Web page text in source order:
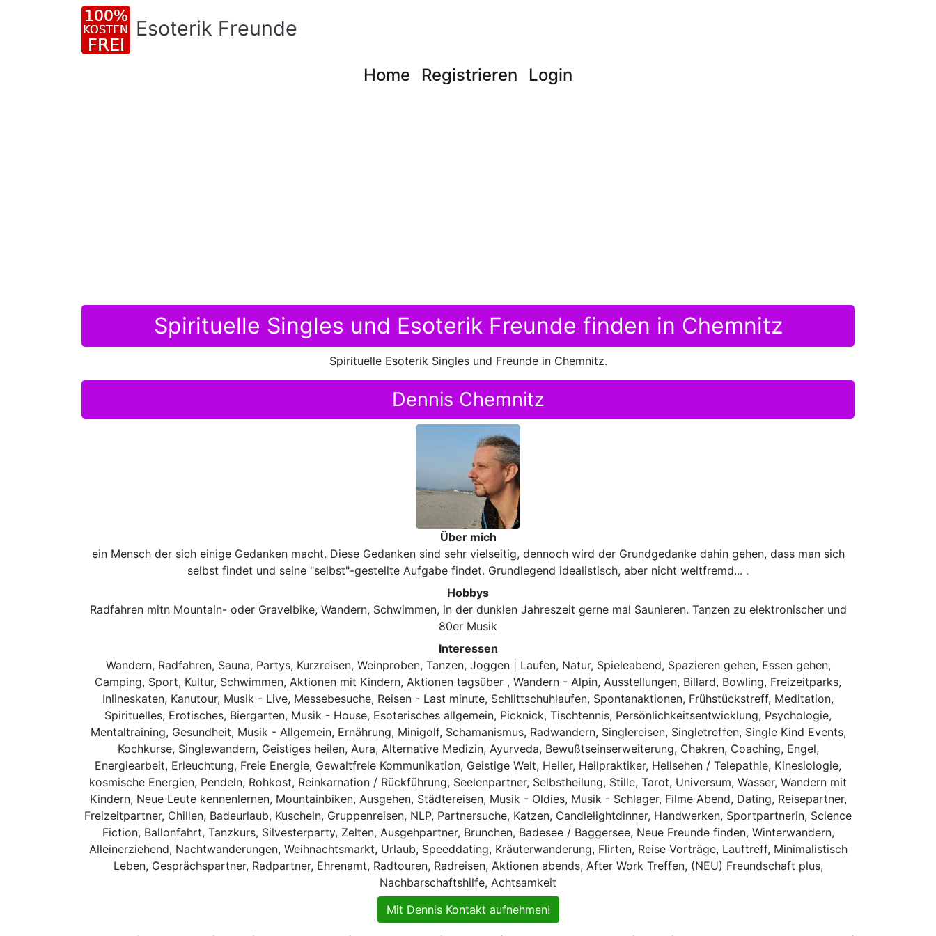
Esoterik Freunde
Home Registrieren Login
Spirituelle Singles und Esoterik Freunde finden in Chemnitz
Spirituelle Esoterik Singles und Freunde in Chemnitz.
Dennis Chemnitz
Über mich
ein Mensch der sich einige Gedanken macht. Diese Gedanken sind sehr vielseitig, dennoch wird der Grundgedanke dahin gehen, dass man sich
selbst findet und seine "selbst"-gestellte Aufgabe findet. Grundlegend idealistisch, aber nicht weltfremd... .
Hobbys
Radfahren mitn Mountain- oder Gravelbike, Wandern, Schwimmen, in der dunklen Jahreszeit gerne mal Saunieren. Tanzen zu elektronischer und
80er Musik
Interessen
Wandern, Radfahren, Sauna, Partys, Kurzreisen, Weinproben, Tanzen, Joggen | Laufen, Natur, Spieleabend, Spazieren gehen, Essen gehen,
Camping, Sport, Kultur, Schwimmen, Aktionen mit Kindern, Aktionen tagsüber , Wandern - Alpin, Ausstellungen, Billard, Bowling, Freizeitparks,
Inlineskaten, Kanutour, Musik - Live, Messebesuche, Reisen - Last minute, Schlittschuhlaufen, Spontanaktionen, Frühstückstreff, Meditation,
Spirituelles, Erotisches, Biergarten, Musik - House, Esoterisches allgemein, Picknick, Tischtennis, Persönlichkeitsentwicklung, Psychologie,
Mentaltraining, Gesundheit, Musik - Allgemein, Ernährung, Minigolf, Schamanismus, Radwandern, Singlereisen, Singletreffen, Single Kind Events,
Kochkurse, Singlewandern, Geistiges heilen, Aura, Alternative Medizin, Ayurveda, Bewußtseinserweiterung, Chakren, Coaching, Engel,
Energiearbeit, Erleuchtung, Freie Energie, Gewaltfreie Kommunikation, Geistige Welt, Heiler, Heilpraktiker, Hellsehen / Telepathie, Kinesiologie,
kosmische Energien, Pendeln, Rohkost, Reinkarnation / Rückführung, Seelenpartner, Selbstheilung, Stille, Tarot, Universum, Wasser, Wandern mit
Kindern, Neue Leute kennenlernen, Mountainbiken, Ausgehen, Städtereisen, Musik - Oldies, Musik - Schlager, Filme Abend, Dating, Reisepartner,
Freizeitpartner, Chillen, Badeurlaub, Kuscheln, Gruppenreisen, NLP, Partnersuche, Katzen, Candlelightdinner, Handwerken, Sportpartnerin, Science
Fiction, Ballonfahrt, Tanzkurs, Silvesterparty, Zelten, Ausgehpartner, Brunchen, Badesee / Baggersee, Neue Freunde finden, Winterwandern,
Alleinerziehend, Nachtwanderungen, Weihnachtsmarkt, Urlaub, Speeddating, Kräuterwanderung, Flirten, Reise Vorträge, Lauftreff, Minimalistisch
Leben, Gesprächspartner, Radpartner, Ehrenamt, Radtouren, Radreisen, Aktionen abends, After Work Treffen, (NEU) Freundschaft plus,
Nachbarschaftshilfe, Achtsamkeit
Mit Dennis Kontakt aufnehmen!